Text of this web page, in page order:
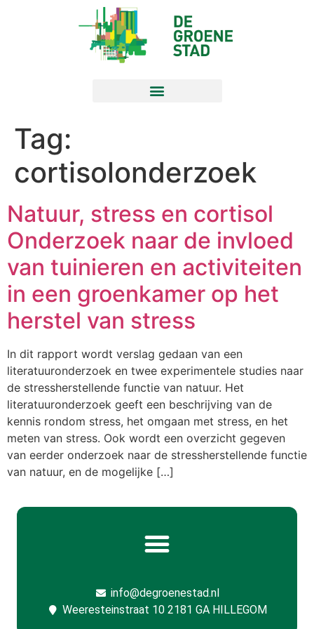
Tag:
cortisolonderzoek
Natuur, stress en cortisol
Onderzoek naar de invloed
van tuinieren en activiteiten
in een groenkamer op het
herstel van stress
In dit rapport wordt verslag gedaan van een
literatuuronderzoek en twee experimentele studies naar
de stressherstellende functie van natuur. Het
literatuuronderzoek geeft een beschrijving van de
kennis rondom stress, het omgaan met stress, en het
meten van stress. Ook wordt een overzicht gegeven
van eerder onderzoek naar de stressherstellende functie
van natuur, en de mogelijke […]
info@degroenestad.nl
Weeresteinstraat 10 2181 GA HILLEGOM